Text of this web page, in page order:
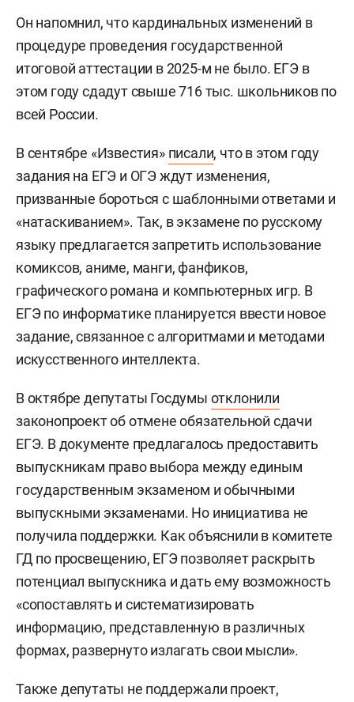
Он напомнил, что кардинальных изменений в
процедуре проведения государственной
итоговой аттестации в 2025-м не было. ЕГЭ в
этом году сдадут свыше 716 тыс. школьников по
всей России.
В сентябре «Известия» писали, что в этом году
задания на ЕГЭ и ОГЭ ждут изменения,
призванные бороться с шаблонными ответами и
«натаскиванием». Так, в экзамене по русскому
языку предлагается запретить использование
комиксов, аниме, манги, фанфиков,
графического романа и компьютерных игр. В
ЕГЭ по информатике планируется ввести новое
задание, связанное с алгоритмами и методами
искусственного интеллекта.
В октябре депутаты Госдумы отклонили
законопроект об отмене обязательной сдачи
ЕГЭ. В документе предлагалось предоставить
выпускникам право выбора между единым
государственным экзаменом и обычными
выпускными экзаменами. Но инициатива не
получила поддержки. Как объяснили в комитете
ГД по просвещению, ЕГЭ позволяет раскрыть
потенциал выпускника и дать ему возможность
«сопоставлять и систематизировать
информацию, представленную в различных
формах, развернуто излагать свои мысли».
Также депутаты не поддержали проект,